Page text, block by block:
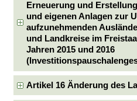
Erneuerung und
und eigenen Anlagen zur
aufzunehmenden
und Landkreise im
Jahren 2015 und 2016
Artikel 16 Änderung des